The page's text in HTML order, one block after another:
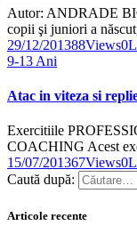
Autor: ANDRADE
copii şi juniori a
29/12/201388Views0
9-13 Ani
Atac in viteza si
Exercitiile
COACHING Acest
15/07/201367Views0
Caută după:
Articole recente